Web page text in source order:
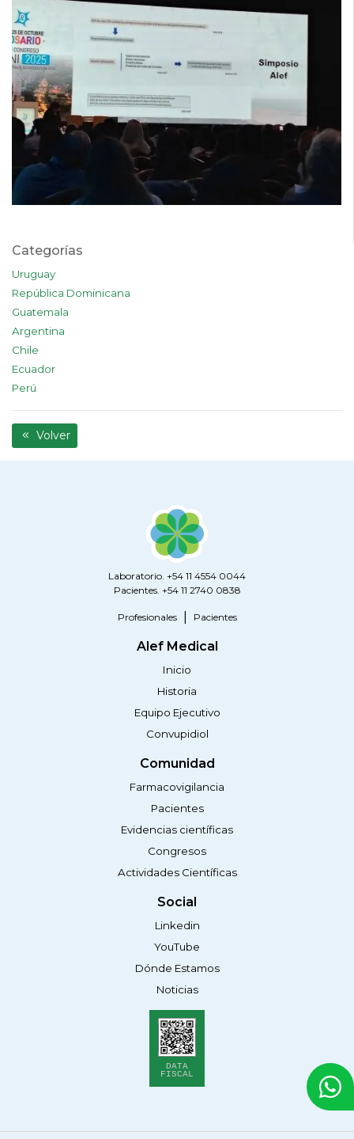
Categorías
Uruguay
República Dominicana
Guatemala
Argentina
Chile
Ecuador
Perú
Volver
Laboratorio. +54 11 4554 0044
Pacientes. +54 11 2740 0838
Profesionales Pacientes
Alef Medical
Inicio
Historia
Equipo Ejecutivo
Convupidiol
Comunidad
Farmacovigilancia
Pacientes
Evidencias científicas
Congresos
Actividades Científicas
Social
Linkedin
YouTube
Dónde Estamos
Noticias
DATA
FISCAL